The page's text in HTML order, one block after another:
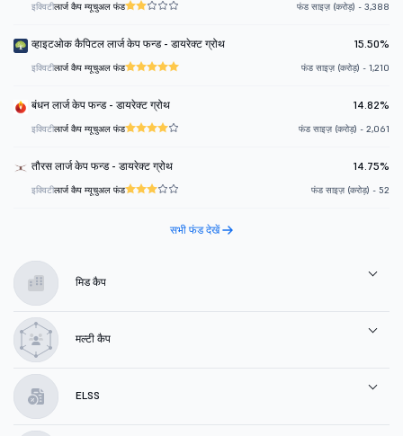
इक्विटीलार्ज कैप म्यूचुअल फंड फंड साइज़ (करोड़) - 3,388
व्हाइटओक कैपिटल लार्ज केप फन्ड - डायरेक्ट ग्रोथ 15.50%
इक्विटीलार्ज कैप म्यूचुअल फंड फंड साइज़ (करोड़) - 1,210
बंधन लार्ज केप फन्ड - डायरेक्ट ग्रोथ 14.82%
इक्विटीलार्ज कैप म्यूचुअल फंड फंड साइज़ (करोड़) - 2,061
तौरस लार्ज केप फन्ड - डायरेक्ट ग्रोथ 14.75%
इक्विटीलार्ज कैप म्यूचुअल फंड फंड साइज़ (करोड़) - 52
सभी फंड देखें
मिड कैप
मल्टी कैप
ELSS